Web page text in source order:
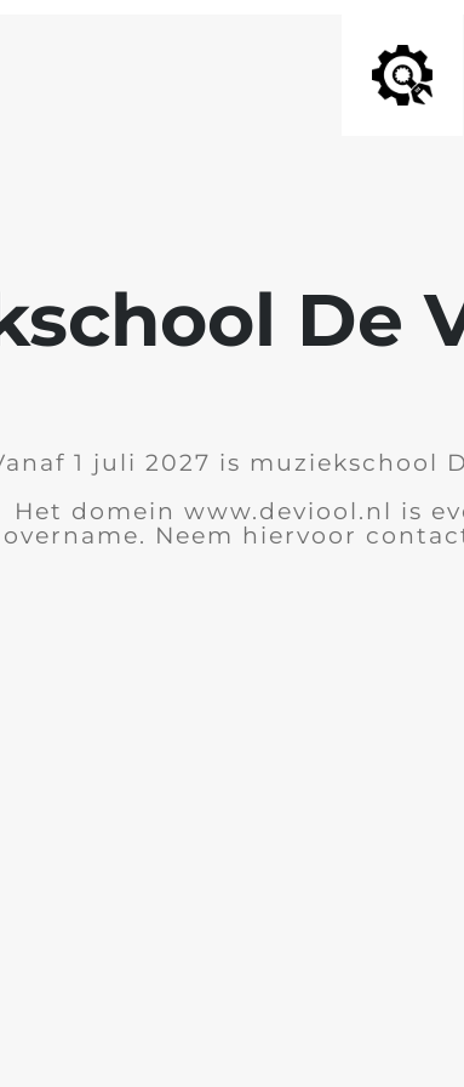
De
1 juli 2027 is muziekschool
Het domein www.deviool.nl is
overname. Neem hiervoor